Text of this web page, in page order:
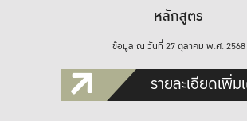
หลักสูตร
ข้อมูล ณ วันที่ 27 ตุลาคม พ.ศ. 2568
รายละเอียดเพิ่ม